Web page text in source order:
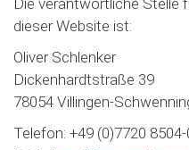
Die verantwortliche Stelle
dieser Website ist:
Oliver Schlenker
Dickenhardtstraße 39
78054 Villingen-
Telefon: +49 (0)7720 8504-